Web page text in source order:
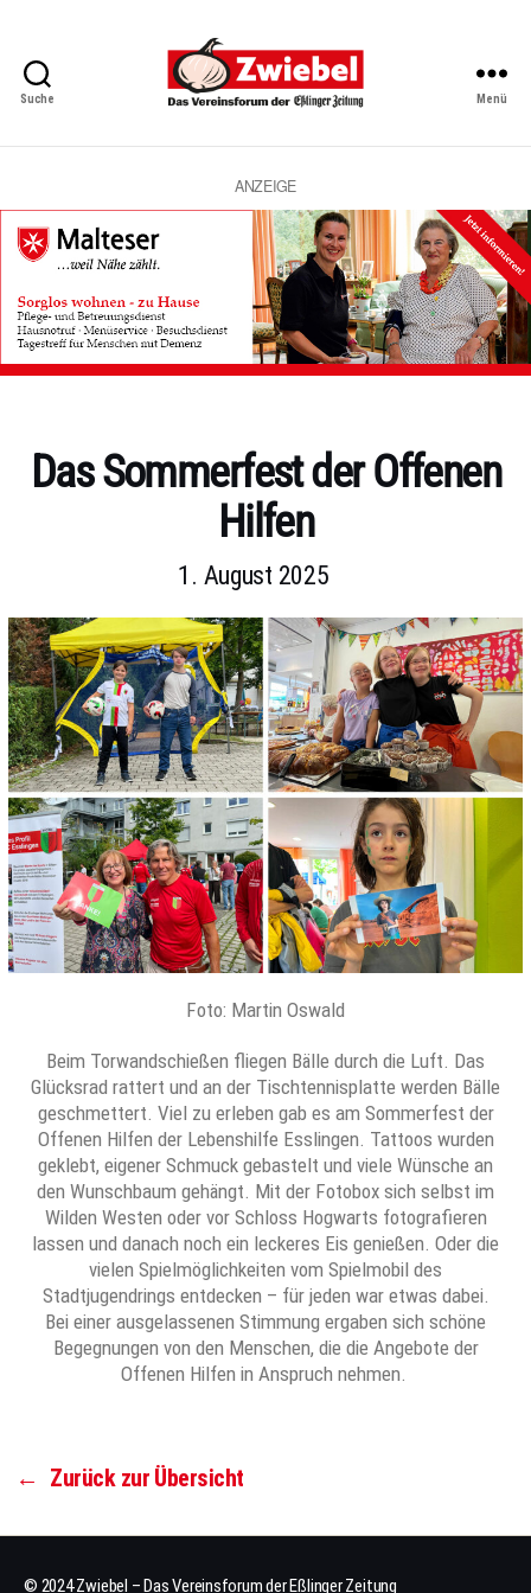
Suche
Vereinsforum
Eßlinger
Zeitung
Menü
ANZEIGE
Kategorien
Das Sommerfest der Offenen
Hilfen
1. August 2025
Foto: Martin Oswald
Beim Torwandschießen fliegen Bälle durch die Luft. Das
Glücksrad rattert und an der Tischtennisplatte werden Bälle
geschmettert. Viel zu erleben gab es am Sommerfest der
Offenen Hilfen der Lebenshilfe Esslingen. Tattoos wurden
geklebt, eigener Schmuck gebastelt und viele Wünsche an
den Wunschbaum gehängt. Mit der Fotobox sich selbst im
Wilden Westen oder vor Schloss Hogwarts fotografieren
lassen und danach noch ein leckeres Eis genießen. Oder die
vielen Spielmöglichkeiten vom Spielmobil des
Stadtjugendrings entdecken – für jeden war etwas dabei.
Bei einer ausgelassenen Stimmung ergaben sich schöne
Begegnungen von den Menschen, die die Angebote der
Offenen Hilfen in Anspruch nehmen.
← Zurück zur Übersicht
© 2024 Zwiebel – Das Vereinsforum der Eßlinger Zeitung